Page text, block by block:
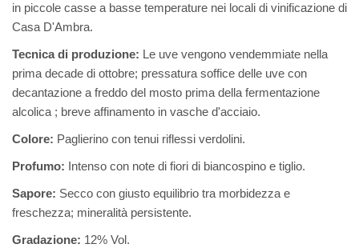
in piccole casse a basse temperature nei locali di vinificazione di
Casa D'Ambra.
Tecnica di produzione: Le uve vengono vendemmiate nella
prima decade di ottobre; pressatura soffice delle uve con
decantazione a freddo del mosto prima della fermentazione
alcolica ; breve affinamento in vasche d'acciaio.
Colore: Paglierino con tenui riflessi verdolini.
Profumo: Intenso con note di fiori di biancospino e tiglio.
Sapore: Secco con giusto equilibrio tra morbidezza e
freschezza; mineralità persistente.
Gradazione: 12% Vol.